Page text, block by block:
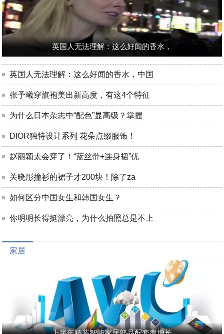
英国人无法理解：这么好闻的香水，
英国人无法理解：这么好闻的香水，中国
张予曦穿旗袍美出新高度，有这4个特征
为什么日本杂志中“配色”显高级？掌握
DIOR独特设计系列 花朵点缀服饰！
赵丽颖太会穿了！“蓝丝带+连身裙”优
关晓彤撞衫的裙子才200块！除了za
如何区分中国女生和韩国女生？
你明明长得挺漂亮，为什么拍照总是不上
家居